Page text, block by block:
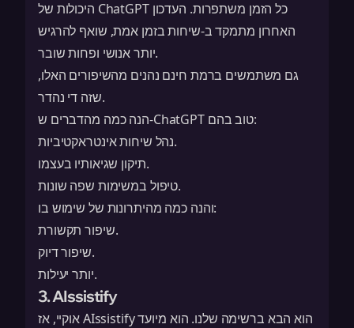
היכולות של ChatGPT כל הזמן משתפרות. העדכון
האחרון מתמקד ב-שיחות בזמן אמת, שואף להרגיש
יותר אנושי ופחות שובר.
גם משתמשים ברמת חינם נהנים מהשיפורים האלו,
שזה די נהדר.
הנה כמה מהדברים ש-ChatGPT טוב בהם:
נהל שיחות אינטראקטיביות.
תיקון שגיאותיו בעצמו.
טיפול במשימות שפה שונות.
והנה כמה מהיתרונות של שימוש בו:
שיפור תקשורת.
שיפור דיוק.
יותר יעילות.
3. AIssistify
אוקיי, אז AIssistify הוא הבא ברשימה שלנו. הוא מיועד